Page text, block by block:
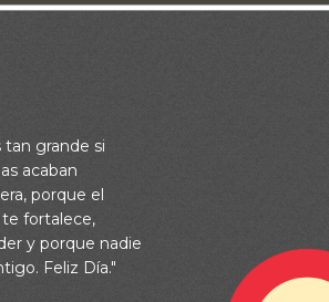
son inevitables. Algunos sufren la
son, por otro lado acusados
solamente podemos hallar consuelo en
calamidades; algunas de ellas
tan grande si
acaban
porque el
fortalece,
y porque nadie
Feliz Día."